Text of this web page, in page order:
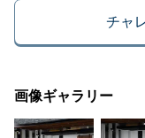
チャ
画像ギャラリー